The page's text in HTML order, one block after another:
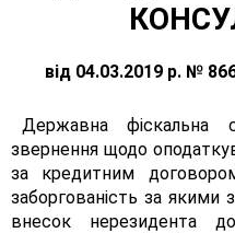
від 04.03.2019 р. №
Державна фіскальна
звернення щодо
за кредитним
заборгованість за якими
внесок нерезидента